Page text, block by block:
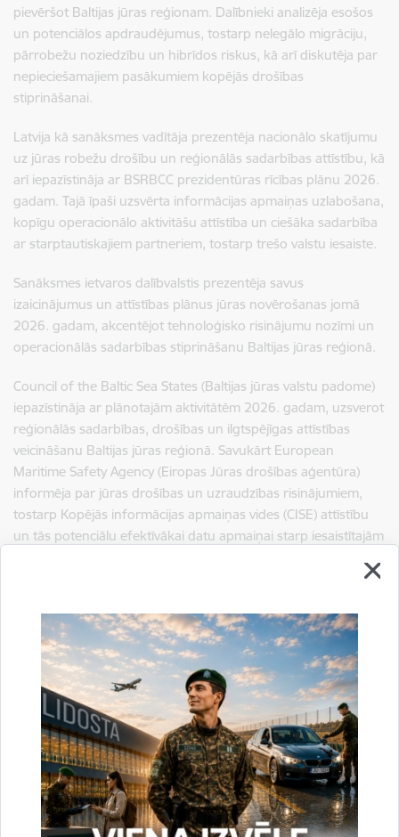
pievēršot Baltijas jūras reģionam. Dalībnieki analizēja esošos
un potenciālos apdraudējumus, tostarp nelegālo migrāciju,
pārrobežu noziedzību un hibrīdos riskus, kā arī diskutēja par
nepieciešamajiem pasākumiem kopējās drošības
stiprināšanai.
Latvija kā sanāksmes vadītāja prezentēja nacionālo skatījumu
uz jūras robežu drošību un reģionālās sadarbības attīstību, kā
arī iepazīstināja ar BSRBCC prezidentūras rīcības plānu 2026.
gadam. Tajā īpaši uzsvērta informācijas apmaiņas uzlabošana,
kopīgu operacionālo aktivitāšu attīstība un ciešāka sadarbība
ar starptautiskajiem partneriem, tostarp trešo valstu iesaiste.
Sanāksmes ietvaros dalībvalstis prezentēja savus
izaicinājumus un attīstības plānus jūras novērošanas jomā
2026. gadam, akcentējot tehnoloģisko risinājumu nozīmi un
operacionālās sadarbības stiprināšanu Baltijas jūras reģionā.
Council of the Baltic Sea States (Baltijas jūras valstu padome)
iepazīstināja ar plānotajām aktivitātēm 2026. gadam, uzsverot
reģionālās sadarbības, drošības un ilgtspējīgas attīstības
veicināšanu Baltijas jūras reģionā. Savukārt European
Maritime Safety Agency (Eiropas Jūras drošības aģentūra)
informēja par jūras drošības un uzraudzības risinājumiem,
tostarp Kopējās informācijas apmaiņas vides (CISE) attīstību
un tās potenciālu efektīvākai datu apmaiņai starp iesaistītajām
pakalpojumu attīstību
robežām.
Sanāksme apliecināja dalībvalstu un partnerorganizāciju
vienotu apņemšanos stiprināt robežu drošību un veicināt
ciešāku sadarbību Baltijas jūras reģionā.
+5